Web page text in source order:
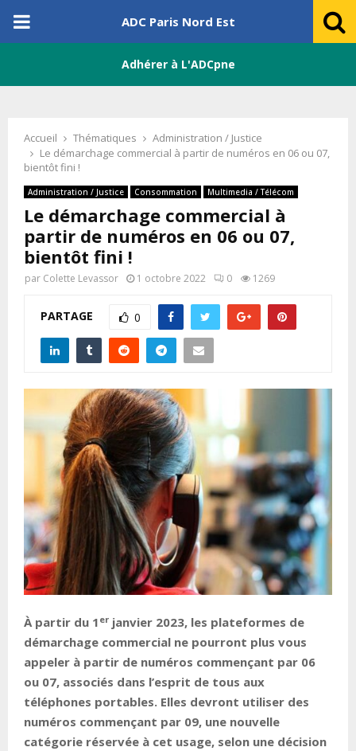
PRIMARY
ADC Paris Nord Est
Adhérer à L'ADCpne
Accueil Thématiques
Administration / Justice
Le démarchage commercial à partir de numéros en 06 ou 07,
bientôt fini !
Administration / Justice Consommation Multimedia / Télécom
Le démarchage commercial à
partir de numéros en 06 ou 07,
bientôt fini !
par Colette Levassor 1 octobre 2022 0 1269
PARTAGE 0
À partir du 1 er janvier 2023, les plateformes de
démarchage commercial ne pourront plus vous
appeler à partir de numéros commençant par 06
ou 07, associés dans l’esprit de tous aux
téléphones portables. Elles devront utiliser des
numéros commençant par 09, une nouvelle
catégorie réservée à cet usage, selon une décision